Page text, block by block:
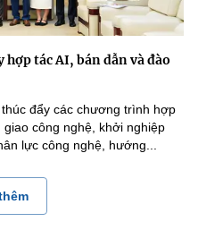
tác AI, bán dẫn và đào
đẩy các chương trình hợp
công nghệ, khởi nghiệp
lực công nghệ, hướng...